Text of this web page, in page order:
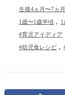
生後4ヵ月〜7ヵ月
1歳〜1歳半頃
#育児アイディア
#幼児食レシピ